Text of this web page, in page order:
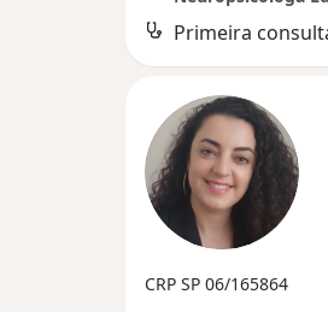
CRP SP 06/165864